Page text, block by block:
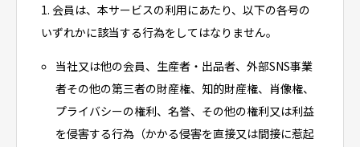
1. 会員は、本サービスの利用にあたり、以下の各号の
いずれかに該当する行為をしてはなりません。
当社又は他の会員、生産者・出品者、外部SNS事業
者その他の第三者の財産権、知的財産権、肖像権、
プライバシーの権利、名誉、その他の権利又は利益
を侵害する行為（かかる侵害を直接又は間接に惹起